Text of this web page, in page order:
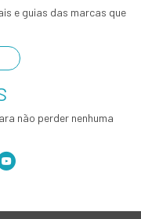
e guias das marcas que
não perder nenhuma